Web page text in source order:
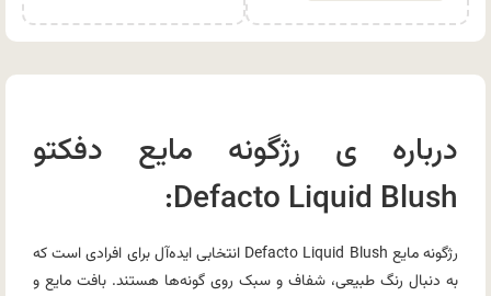
درباره ی رژگونه مایع دفکتو
Defacto Liquid Blush:
رژگونه مایع Defacto Liquid Blush انتخابی ایده‌آل برای افرادی است که
به دنبال رنگ طبیعی، شفاف و سبک روی گونه‌ها هستند. بافت مایع و